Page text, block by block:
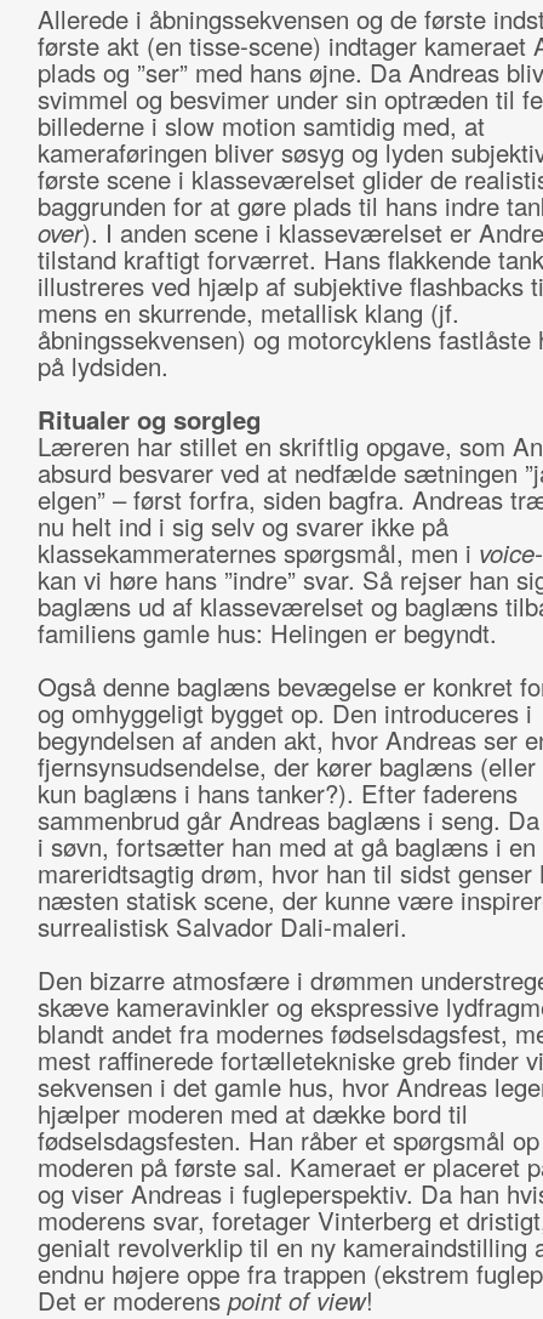
Allerede i åbningssekvensen og de første
første akt (en tisse-scene) indtager kameraet
plads og ”ser” med hans øjne. Da Andreas
svimmel og besvimer under sin optræden til
billederne i slow motion samtidig med, at
kameraføringen bliver søsyg og lyden
første scene i klasseværelset glider de
baggrunden for at gøre plads til hans indre
over). I anden scene i klasseværelset er
tilstand kraftigt forværret. Hans flakkende
illustreres ved hjælp af subjektive flashbacks
mens en skurrende, metallisk klang (jf.
åbningssekvensen) og motorcyklens fastlåste
på lydsiden.
Ritualer og sorgleg
Læreren har stillet en skriftlig opgave, som
absurd besvarer ved at nedfælde sætningen
elgen” – først forfra, siden bagfra. Andreas
nu helt ind i sig selv og svarer ikke på
klassekammeraternes spørgsmål, men i
kan vi høre hans ”indre” svar. Så rejser han
baglæns ud af klasseværelset og baglæns
familiens gamle hus: Helingen er begyndt.
Også denne baglæns bevægelse er konkret
og omhyggeligt bygget op. Den introduceres i
begyndelsen af anden akt, hvor Andreas ser
fjernsynsudsendelse, der kører baglæns (eller
kun baglæns i hans tanker?). Efter faderens
sammenbrud går Andreas baglæns i seng.
i søvn, fortsætter han med at gå baglæns i en
mareridtsagtig drøm, hvor han til sidst genser
næsten statisk scene, der kunne være
surrealistisk Salvador Dali-maleri.
Den bizarre atmosfære i drømmen
skæve kameravinkler og ekspressive
blandt andet fra modernes fødselsdagsfest,
mest raffinerede fortælletekniske greb finder
sekvensen i det gamle hus, hvor Andreas
hjælper moderen med at dække bord til
fødselsdagsfesten. Han råber et spørgsmål
moderen på første sal. Kameraet er placeret
og viser Andreas i fugleperspektiv. Da han
moderens svar, foretager Vinterberg et
genialt revolverklip til en ny kameraindstilling
endnu højere oppe fra trappen (ekstrem
Det er moderens point of view!